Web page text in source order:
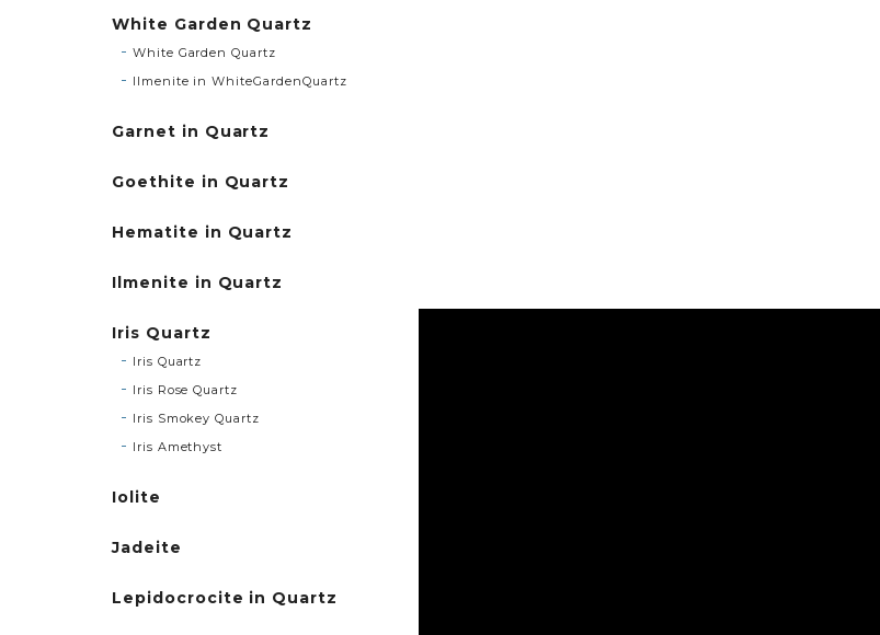
White Garden Quartz
White Garden Quartz
Ilmenite in WhiteGardenQuartz
Garnet in Quartz
Goethite in Quartz
Hematite in Quartz
Ilmenite in Quartz
Iris Quartz
Iris Quartz
Iris Rose Quartz
Iris Smokey Quartz
Iris Amethyst
Iolite
Jadeite
Lepidocrocite in Quartz